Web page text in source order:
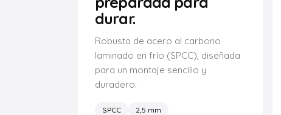
durar.
Robusta de acero al carbono
laminado en frío (SPCC), diseñada
para un montaje sencillo y
duradero.
SPCC 2,5 mm